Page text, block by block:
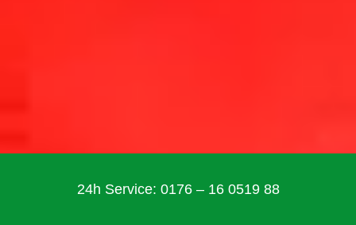
24h Service: 0176 – 16 0519 88